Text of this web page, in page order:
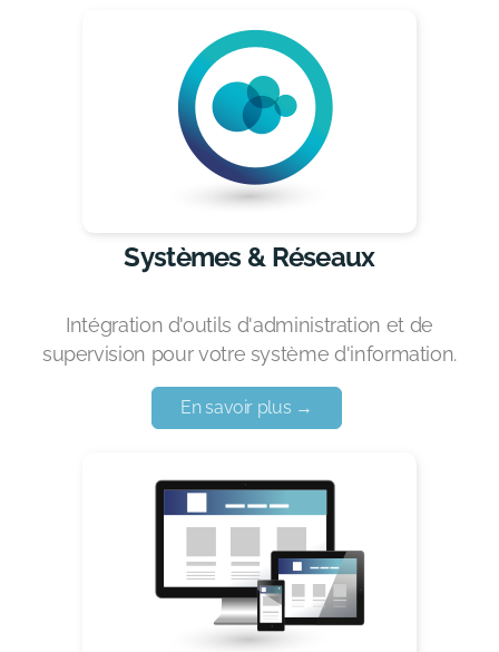
Systèmes & Réseaux
Intégration d'outils d'administration et de
supervision pour votre système d'information.
En savoir plus →